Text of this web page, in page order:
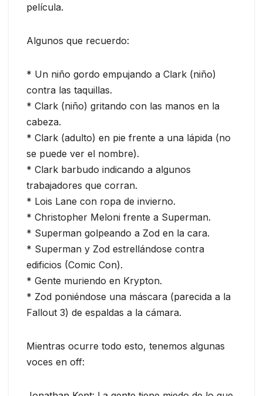
película.
Algunos que recuerdo:
* Un niño gordo empujando a Clark (niño)
contra las taquillas.
* Clark (niño) gritando con las manos en la
cabeza.
* Clark (adulto) en pie frente a una lápida (no
se puede ver el nombre).
* Clark barbudo indicando a algunos
trabajadores que corran.
* Lois Lane con ropa de invierno.
* Christopher Meloni frente a Superman.
* Superman golpeando a Zod en la cara.
* Superman y Zod estrellándose contra
edificios (Comic Con).
* Gente muriendo en Krypton.
* Zod poniéndose una máscara (parecida a la
Fallout 3) de espaldas a la cámara.
Mientras ocurre todo esto, tenemos algunas
voces en off: